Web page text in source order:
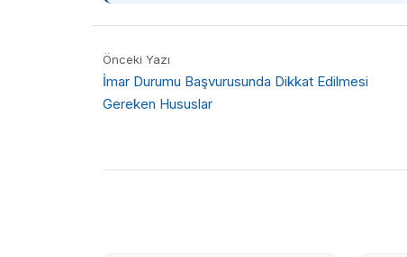
Önceki Yazı
İmar Durumu Başvurusunda Dikkat Edilmesi
Gereken Hususlar